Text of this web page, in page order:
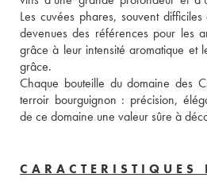
Les cuvées phares, souvent
devenues des références pour les
grâce à leur intensité aromatique et
grâce.
Chaque bouteille du domaine des
terroir bourguignon : précision,
de ce domaine une valeur sûre à
CARACTERISTIQUES